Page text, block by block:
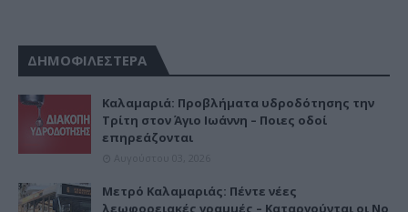
ΔΗΜΟΦΙΛΕΣΤΕΡΑ
Καλαμαριά: Προβλήματα υδροδότησης την
Τρίτη στον Άγιο Ιωάννη – Ποιες οδοί
επηρεάζονται
Μετρό Καλαμαριάς: Πέντε νέες
λεωφορειακές γραμμές – Καταργούνται οι Νο